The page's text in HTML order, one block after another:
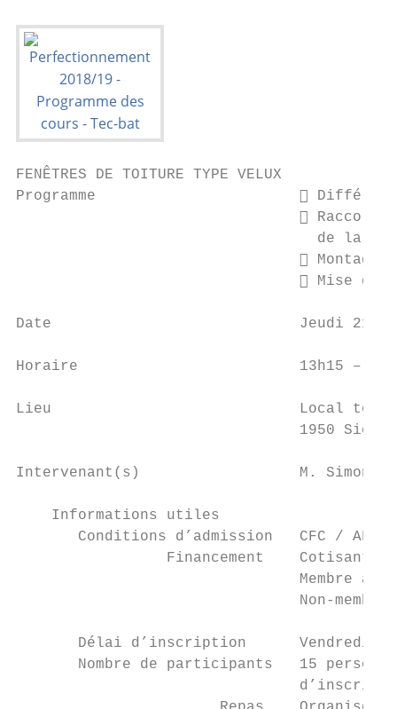
FENÊTRES DE TOITURE TYPE VELUX
Programme                       

de la
 Montage
 Mise en
Date                            Jeudi 21
Horaire                         13h15 –
Lieu                            Local tec-
                                1950 Sion
Intervenant(s)                  M. Simon
    Informations utiles
Conditions d’admission   CFC / AFP
Financement    Cotisant
Membre
Non-
Délai d’inscription      Vendredi
Nombre de participants   15